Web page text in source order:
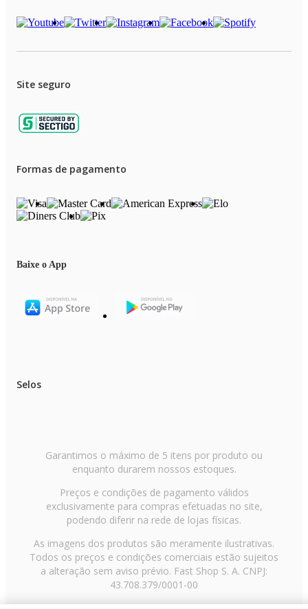
Site seguro
Formas de pagamento
Baixe o App
Selos
Garantimos o máximo de 5 itens por produto ou
enquanto durarem nossos estoques.
Preços e condições de pagamento válidos
exclusivamente para compras efetuadas no site,
podendo diferir na rede de lojas físicas.
As imagens dos produtos são meramente ilustrativas.
Todos os preços e condições comerciais estão sujeitos
a alteração sem aviso prévio. Fast Shop S. A. CNPJ:
43.708.379/0001-00